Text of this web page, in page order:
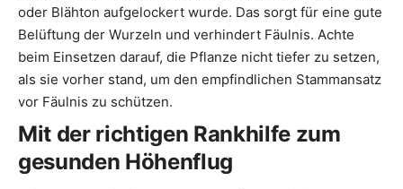
oder Blähton aufgelockert wurde. Das sorgt für eine gute
Belüftung der Wurzeln und verhindert Fäulnis. Achte
beim Einsetzen darauf, die Pflanze nicht tiefer zu setzen,
als sie vorher stand, um den empfindlichen Stammansatz
vor Fäulnis zu schützen.
Mit der richtigen Rankhilfe zum
gesunden Höhenflug